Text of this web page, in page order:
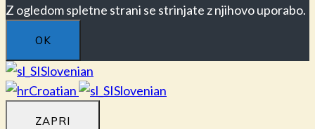
Z ogledom spletne strani se strinjate z njihovo uporabo.
OK
Slovenian
Croatian
Slovenian
ZAPRI